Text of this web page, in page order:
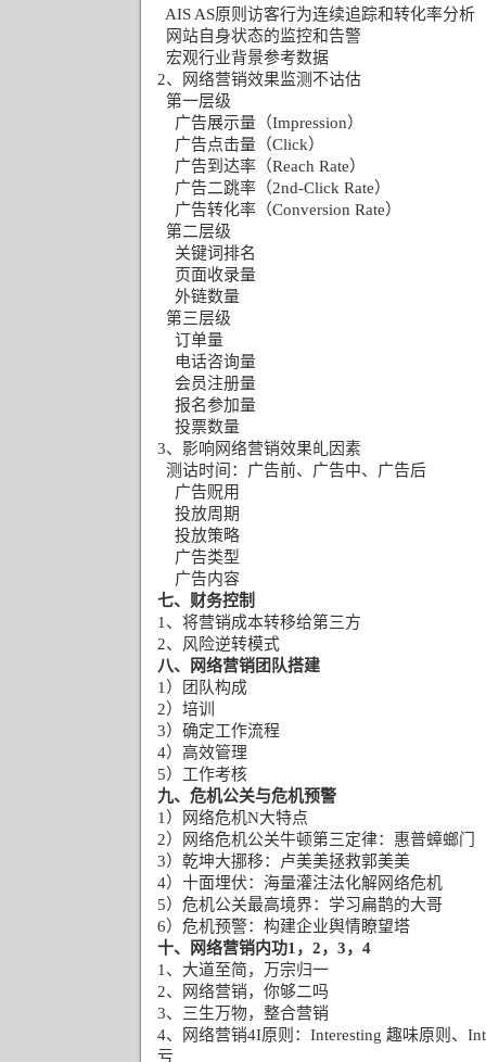
AIS AS原则访客行为连续追踪和转化率分析
网站自身状态的监控和告警
宏观行业背景参考数据
2、网络营销效果监测不诂估
第一层级
广告展示量（Impression）
广告点击量（Click）
广告到达率（Reach Rate）
广告二跳率（2nd-Click Rate）
广告转化率（Conversion Rate）
第二层级
关键词排名
页面收录量
外链数量
第三层级
订单量
电话咨询量
会员注册量
报名参加量
投票数量
3、影响网络营销效果癿因素
测诂时间：广告前、广告中、广告后
广告贶用
投放周期
投放策略
广告类型
广告内容
七、财务控制
1 、将营销成本转移给第三方
2、风险逆转模式
八、网络营销团队搭建
1 ）团队构成
2）培训
3）确定工作流程
4）高效管理
5）工作考核
九、危机公关与危机预警
1 ）网络危机N大特点
2）网络危机公关牛顿第三定律：惠普蟑螂门
3）乾坤大挪移：卢美美拯救郭美美
4）十面埋伏：海量灌注法化解网络危机
5）危机公关最高境界：学习扁鹊的大哥
6）危机预警：构建企业舆情瞭望塔
十、网络营销内功1 ， 2， 3， 4
1 、大道至简，万宗归一
2、网络营销，你够二吗
3、三生万物，整合营销
4、网络营销4I原则： Interesting 趣味原则、
亏